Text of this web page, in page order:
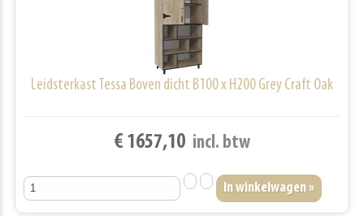
Leidsterkast Tessa Boven dicht B100 x H200 Grey Craft Oak
€ 1657,10 incl. btw